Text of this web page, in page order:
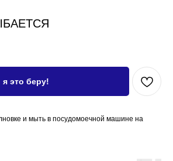
я это беру!
и мыть в посудомоечной машине на